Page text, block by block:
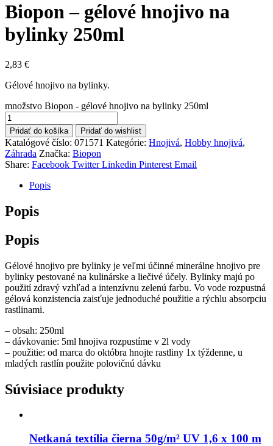
Biopon – gélové hnojivo na
bylinky 250ml
2,83 €
Gélové hnojivo na bylinky.
množstvo Biopon - gélové hnojivo na bylinky 250ml
Pridať do košíka Pridať do wishlist
Katalógové číslo: 071571 Kategórie: Hnojivá, Hobby hnojivá,
Záhrada Značka: Biopon
Share: Facebook Twitter Linkedin Pinterest Email
Popis
Popis
Popis
Gélové hnojivo pre bylinky je veľmi účinné minerálne hnojivo pre
bylinky pestované na kulinárske a liečivé účely. Bylinky majú po
použití zdravý vzhľad a intenzívnu zelenú farbu. Vo vode rozpustná
gélová konzistencia zaisťuje jednoduché použitie a rýchlu absorpciu
rastlinami.
– obsah: 250ml
– dávkovanie: 5ml hnojiva rozpustíme v 2l vody
– použitie: od marca do októbra hnojte rastliny 1x týždenne, u
mladých rastlín použite polovičnú dávku
Súvisiace produkty
Netkaná textília čierna 50g/m² UV 1,6 x 100 m